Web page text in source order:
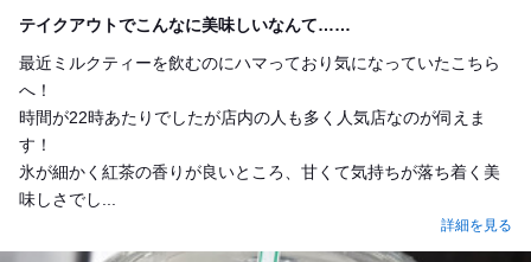
テイクアウトでこんなに美味しいなんて……
最近ミルクティーを飲むのにハマっており気になっていたこちら
へ！
時間が22時あたりでしたが店内の人も多く人気店なのが伺えま
す！
氷が細かく紅茶の香りが良いところ、甘くて気持ちが落ち着く美
味しさでし...
詳細を見る